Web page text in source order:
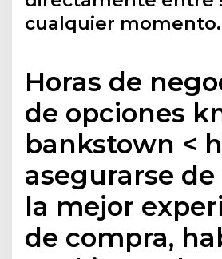
cualquier momento.
Horas de
de opciones
bankstown <
asegurarse
la mejor
de compra,